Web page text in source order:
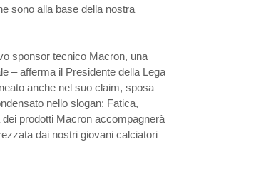
sono alla base della nostra
sponsor tecnico Macron, una
– afferma il Presidente della Lega
anche nel suo claim, sposa
nello slogan: Fatica,
prodotti Macron accompagnerà
dai nostri giovani calciatori